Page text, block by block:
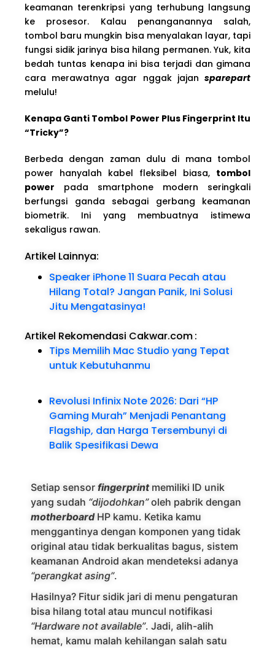
keamanan terenkripsi yang terhubung langsung
ke prosesor. Kalau penanganannya salah,
tombol baru mungkin bisa menyalakan layar, tapi
fungsi sidik jarinya bisa hilang permanen. Yuk, kita
bedah tuntas kenapa ini bisa terjadi dan gimana
cara merawatnya agar nggak jajan sparepart
melulu!
Kenapa Ganti Tombol Power Plus Fingerprint Itu
“Tricky”?
Berbeda dengan zaman dulu di mana tombol
power hanyalah kabel fleksibel biasa, tombol
power pada smartphone modern seringkali
berfungsi ganda sebagai gerbang keamanan
biometrik. Ini yang membuatnya istimewa
sekaligus rawan.
Artikel Lainnya:
Speaker iPhone 11 Suara Pecah atau
Hilang Total? Jangan Panik, Ini Solusi
Jitu Mengatasinya!
Artikel Rekomendasi Cakwar.com:
Tips Memilih Mac Studio yang Tepat
untuk Kebutuhanmu
Revolusi Infinix Note 2026: Dari “HP
Gaming Murah” Menjadi Penantang
Flagship, dan Harga Tersembunyi di
Balik Spesifikasi Dewa
Setiap sensor fingerprintmemiliki ID unik
yang sudah “dijodohkan”oleh pabrik dengan
motherboardHP kamu. Ketika kamu
menggantinya dengan komponen yang tidak
original atau tidak berkualitas bagus, sistem
keamanan Android akan mendeteksi adanya
“perangkat asing”.
Hasilnya? Fitur sidik jari di menu pengaturan
bisa hilang total atau muncul notifikasi
“Hardware not available”. Jadi, alih-alih
hemat, kamu malah kehilangan salah satu